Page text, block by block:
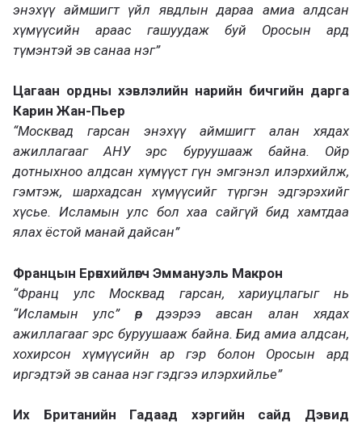
энэхүү аймшигт үйл явдлын дараа амиа алдсан
хүмүүсийн араас гашуудаж буй Оросын ард
түмэнтэй эв санаа нэг”
Цагаан ордны хэвлэлийн нарийн бичгийн дарга
Карин Жан-Пьер
“Москвад гарсан энэхүү аймшигт алан хядах
ажиллагааг АНУ эрс буруушааж байна. Ойр
дотныхноо алдсан хүмүүст гүн эмгэнэл илэрхийлж,
гэмтэж, шархадсан хүмүүсийг түргэн эдгэрэхийг
хүсье. Исламын улс бол хаа сайгүй бид хамтдаа
ялах ёстой манай дайсан”
Францын Ерөнхийлөгч Эммануэль Макрон
“Франц улс Москвад гарсан, хариуцлагыг нь
“Исламын улс” өөр дээрээ авсан алан хядах
ажиллагааг эрс буруушааж байна. Бид амиа алдсан,
хохирсон хүмүүсийн ар гэр болон Оросын ард
иргэдтэй эв санаа нэг гэдгээ илэрхийлье”
Их Британийн Гадаад хэргийн сайд Дэвид